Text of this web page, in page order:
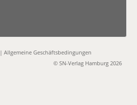
|Allgemeine Geschäftsbedingungen
© SN-Verlag Hamburg 2026